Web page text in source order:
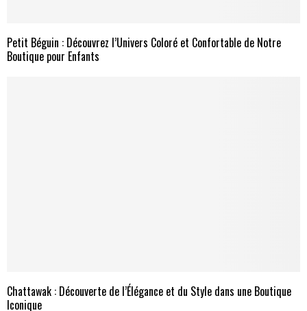
Petit Béguin : Découvrez l’Univers Coloré et Confortable de Notre
Boutique pour Enfants
Chattawak : Découverte de l’Élégance et du Style dans une Boutique
Iconique